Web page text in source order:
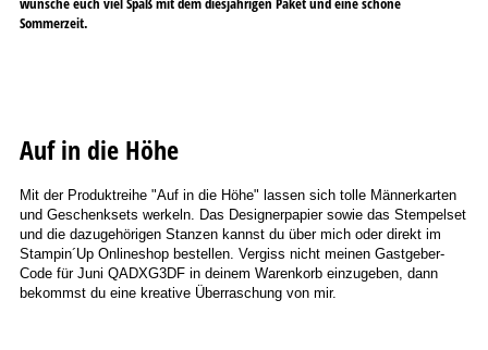
Sommerzeit.
Auf in die Höhe
Mit der Produktreihe "Auf in die Höhe" lassen sich tolle Männerkarten
und Geschenksets werkeln. Das Designerpapier sowie das Stempelset
und die dazugehörigen Stanzen kannst du über mich oder direkt im
Stampin´Up Onlineshop bestellen. Vergiss nicht meinen Gastgeber-
Code für Juni QADXG3DF in deinem Warenkorb einzugeben, dann
bekommst du eine kreative Überraschung von mir.